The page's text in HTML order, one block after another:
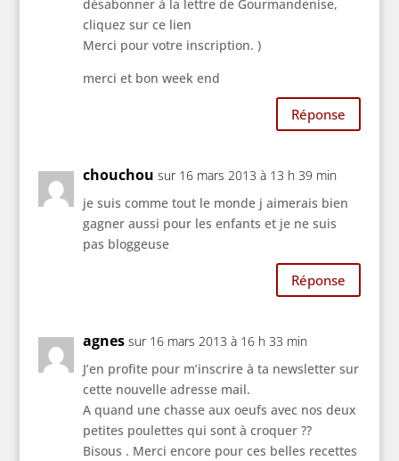
désabonner à la lettre de Gourmandenise,
cliquez sur ce lien
Merci pour votre inscription. )
merci et bon week end
Réponse
chouchou sur 16 mars 2013 à 13 h 39 min
je suis comme tout le monde j aimerais bien
gagner aussi pour les enfants et je ne suis
pas bloggeuse
Réponse
agnes sur 16 mars 2013 à 16 h 33 min
J’en profite pour m’inscrire à ta newsletter sur
cette nouvelle adresse mail.
A quand une chasse aux oeufs avec nos deux
petites poulettes qui sont à croquer ??
Bisous . Merci encore pour ces belles recettes